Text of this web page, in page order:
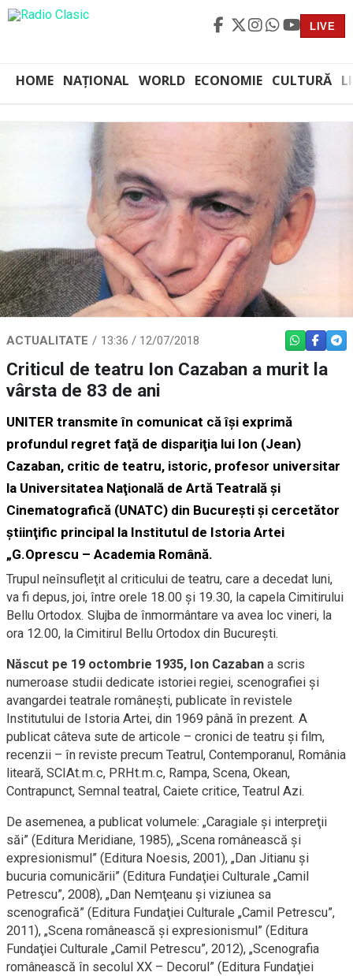
LIVE
HOME NAȚIONAL WORLD ECONOMIE CULTURĂ
ACTUALITATE 13:36 / 12/07/2018 WHATSAPP
Criticul de teatru Ion Cazaban a murit la
vârsta de 83 de ani
UNITER transmite în comunicat că îşi exprimă
profundul regret faţă de dispariţia lui Ion (Jean)
Cazaban, critic de teatru, istoric, profesor universitar
la Universitatea Naţională de Artă Teatrală şi
Cinematografică (UNATC) din Bucureşti şi cercetător
ştiinţific principal la Institutul de Istoria Artei
„G.Oprescu – Academia Română.
Trupul neînsufleţit al criticului de teatru, care a decedat luni,
va fi depus, joi, între orele 18.00 şi 19.30, la capela Cimitirului
Bellu Ortodox. Slujba de înmormântare va avea loc vineri, la
ora 12.00, la Cimitirul Bellu Ortodox din Bucureşti.
Născut pe 19 octombrie 1935, Ion Cazaban a scris
numeroase studii dedicate istoriei regiei, scenografiei şi
avangardei teatrale româneşti, publicate în revistele
Institutului de Istoria Artei, din 1969 până în prezent. A
publicat câteva sute de articole – cronici de teatru şi film,
recenzii – în reviste precum Teatrul, Contemporanul, România
liteară, SCIAt.m.c, PRHt.m.c, Rampa, Scena, Okean,
Contrapunct, Semnal teatral, Caiete critice, Teatrul Azi.
De asemenea, a publicat volumele: „Caragiale şi interpreţii
săi” (Editura Meridiane, 1985), „Scena românească şi
expresionismul” (Editura Noesis, 2001), „Dan Jitianu şi
bucuria comunicării” (Editura Fundaţiei Culturale „Camil
Petrescu”, 2008), „Dan Nemţeanu şi viziunea sa
scenografică” (Editura Fundaţiei Culturale „Camil Petrescu”,
2011), „Scena românească şi expresionismul” (Editura
Fundaţiei Culturale „Camil Petrescu”, 2012), „Scenografia
românească în secolul XX – Decorul” (Editura Fundaţiei